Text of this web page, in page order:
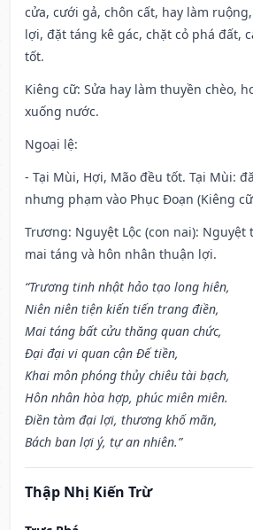
cửa, cưới gả, chôn cất, hay làm
lợi, đặt táng kê gác, chặt cỏ phá đất,
tốt.
Kiêng cữ: Sửa hay làm thuyền chèo,
xuống nước.
Ngoại lệ:
- Tại Mùi, Hợi, Mão đều tốt. Tại Mùi:
nhưng phạm vào Phục Đoạn (Kiêng
Trương: Nguyệt Lộc (con nai): Nguyệt
mai táng và hôn nhân thuận lợi.
“Trương tinh nhật hảo tạo long hiên,
Niên niên tiện kiến tiến trang điền,
Mai táng bất cửu thăng quan chức,
Đại đại vi quan cận Đế tiền,
Khai môn phóng thủy chiêu tài bạch,
Hôn nhân hòa hợp, phúc miên miên.
Điền tàm đại lợi, thương khố mãn,
Bách ban lợi ý, tự an nhiên.”
Thập Nhị Kiến Trừ